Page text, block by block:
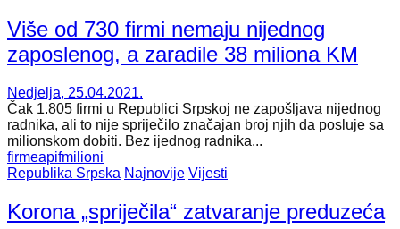
Više od 730 firmi nemaju nijednog
zaposlenog, a zaradile 38 miliona KM
Nedjelja, 25.04.2021.
Čak 1.805 firmi u Republici Srpskoj ne zapošljava nijednog
radnika, ali to nije spriječilo značajan broj njih da posluje sa
milionskom dobiti. Bez ijednog radnika...
firmeapifmilioni
Republika Srpska Najnovije Vijesti
Korona „spriječila“ zatvaranje preduzeća